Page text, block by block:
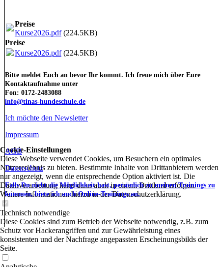
Preise
Kurse2026.pdf(224.5KB)
Preise
Kurse2026.pdf(224.5KB)
Bitte meldet Euch an bevor Ihr kommt. Ich freue mich über Eure
Kontaktaufnahme unter
Fon: 0172-2483088
info@tinas-hundeschule.de
Ich möchte den Newsletter
Impressum
AGB
Datenschutz
Falls Du nicht die Möglichkeit hast, persönlich zu meinen Trainings zu
kommen, biete ich auch Online-Trainings an.
Cookie-Einstellungen
Diese Webseite verwendet Cookies, um Besuchern ein optimales
Nutzererlebnis zu bieten. Bestimmte Inhalte von Drittanbietern werden
nur angezeigt, wenn die entsprechende Option aktiviert ist. Die
Datenverarbeitung kann dann auch in einem Drittland erfolgen.
Weitere Informationen hierzu in der Datenschutzerklärung.
Technisch notwendige
Diese Cookies sind zum Betrieb der Webseite notwendig, z.B. zum
Schutz vor Hackerangriffen und zur Gewährleistung eines
konsistenten und der Nachfrage angepassten Erscheinungsbilds der
Seite.